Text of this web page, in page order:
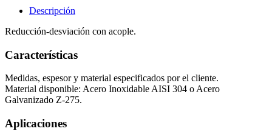
Descripción
Reducción-desviación con acople.
Características
Medidas, espesor y material especificados por el cliente.
Material disponible: Acero Inoxidable AISI 304 o Acero
Galvanizado Z-275.
Aplicaciones